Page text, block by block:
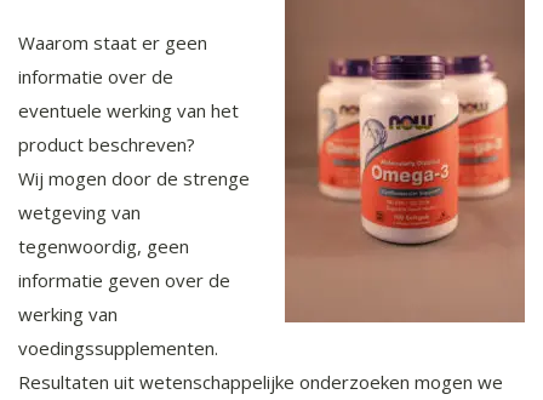
Waarom staat er geen
informatie over de
eventuele werking van het
product beschreven?
Wij mogen door de strenge
wetgeving van
tegenwoordig, geen
informatie geven over de
werking van
voedingssupplementen.
Resultaten uit wetenschappelijke onderzoeken mogen we